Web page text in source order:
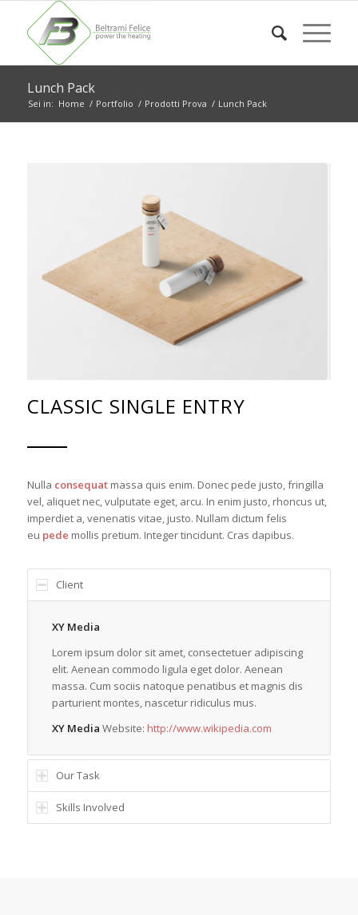
Lunch Pack
Sei in: Home / Portfolio / Prodotti Prova / Lunch Pack
CLASSIC SINGLE ENTRY
Nulla consequatmassa quis enim. Donec pede justo, fringilla
vel, aliquet nec, vulputate eget, arcu. In enim justo, rhoncus ut,
imperdiet a, venenatis vitae, justo. Nullam dictum felis
eu pede mollis pretium. Integer tincidunt. Cras dapibus.
Client
XY Media
Lorem ipsum dolor sit amet, consectetuer adipiscing
elit. Aenean commodo ligula eget dolor. Aenean
massa. Cum sociis natoque penatibus et magnis dis
parturient montes, nascetur ridiculus mus.
XY Media Website: http://www.wikipedia.com
Our Task
Skills Involved